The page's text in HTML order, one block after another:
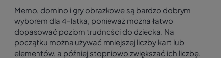
Memo, domino i gry obrazkowe są bardzo dobrym
wyborem dla 4-latka, ponieważ można łatwo
dopasować poziom trudności do dziecka. Na
początku można używać mniejszej liczby kart lub
elementów, a później stopniowo zwiększać ich liczbę.